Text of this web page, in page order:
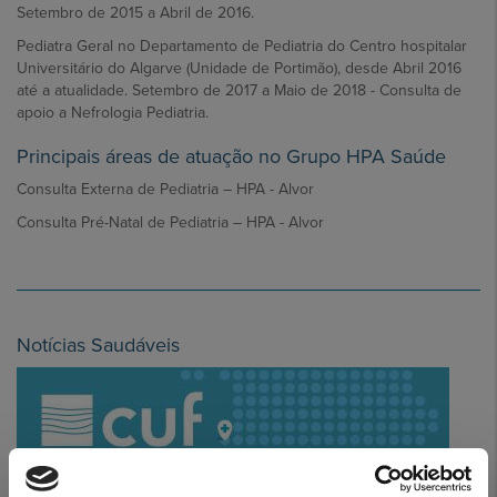
Setembro de 2015 a Abril de 2016.
Pediatra Geral no Departamento de Pediatria do Centro hospitalar
Universitário do Algarve (Unidade de Portimão), desde Abril 2016
até a atualidade. Setembro de 2017 a Maio de 2018 - Consulta de
apoio a Nefrologia Pediatria.
Principais áreas de atuação no Grupo HPA Saúde
Consulta Externa de Pediatria – HPA - Alvor
Consulta Pré-Natal de Pediatria – HPA - Alvor
Notícias Saudáveis